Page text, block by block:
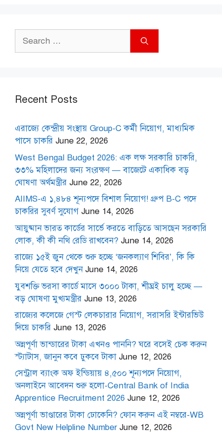
Search
Recent Posts
এরাজ্যে কেন্দ্রীয় সংস্থায় Group-C কর্মী নিয়োগ, মাধ্যমিক
পাসে চাকরি June 22, 2026
West Bengal Budget 2026: এক লক্ষ সরকারি চাকরি,
৩৩% মহিলাদের জন্য সংরক্ষণ — বাজেটে একাধিক বড়
ঘোষণা অর্থমন্ত্রীর June 22, 2026
AIIMS-এ ১,৪৮৪ শূন্যপদে বিশাল নিয়োগ! গ্রুপ B-C পদে
চাকরির সুবর্ণ সুযোগ June 14, 2026
আয়ুষ্মান ভারত কার্ডের সার্ভে করতে বাড়িতে আসছেন সরকারি
লোক, কী কী নথি রেডি রাখবেন? June 14, 2026
রাজ্যে ১৫ই জুন থেকে শুরু হচ্ছে ‘জনকল্যাণ শিবির’, কি কি
নিয়ে যেতে হবে দেখুন June 14, 2026
যুবশক্তি ভরসা কার্ডে মাসে ৩০০০ টাকা, শীঘ্রই চালু হচ্ছে —
বড় ঘোষণা মুখ্যমন্ত্রীর June 13, 2026
রাজ্যের কলেজে গেস্ট লেকচারার নিয়োগ, সরাসরি ইন্টারভিউ
দিয়ে চাকরি June 13, 2026
অন্নপূর্ণা ভান্ডারের টাকা এখনও পাননি? ঘরে বসেই চেক করুন
স্ট্যাটাস, জানুন কবে ঢুকবে টাকা June 12, 2026
সেন্ট্রাল ব্যাংক অফ ইন্ডিয়ায় ৪,৫০০ শূন্যপদে নিয়োগ,
অনলাইনে আবেদন শুরু হলো-Central Bank of India
Apprentice Recruitment 2026 June 12, 2026
অন্নপূর্ণা ভাণ্ডারের টাকা ঢোকেনি? ফোন করুন এই নম্বরে-WB
Govt New Helpline Number June 12, 2026